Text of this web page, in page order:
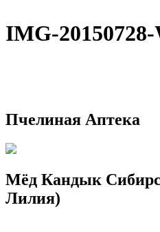
IMG-20150728-
Пчелиная Аптека
Мёд Кандык
Лилия)